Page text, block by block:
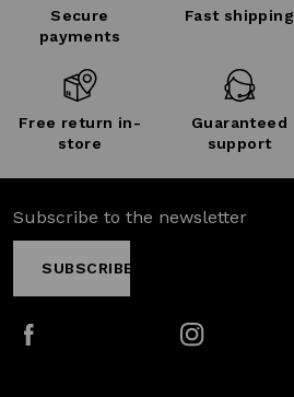
Secure
payments
Fast shipping
Free return in-
store
Guaranteed
support
Subscribe to the newsletter
SUBSCRIBE